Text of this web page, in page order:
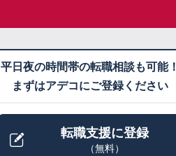
平日夜の時間帯の転職相談も可能！
まずはアデコにご登録ください
転職支援に登録
（無料）